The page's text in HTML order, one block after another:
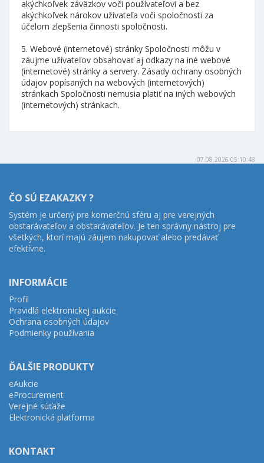
akýchkoľvek záväzkov voči používateľovi a bez
akýchkoľvek nárokov užívateľa voči spoločnosti za
účelom zlepšenia činnosti spoločnosti.
5. Webové (internetové) stránky Spoločnosti môžu v
záujme užívateľov obsahovať aj odkazy na iné webové
(internetové) stránky a servery. Zásady ochrany osobných
údajov popísaných na webových (internetových)
stránkach Spoločnosti nemusia platiť na iných webových
(internetových) stránkach.
07.08.2026 05:10:48
ČO SÚ EZAKAZKY ?
Systém je určený pre komerčnú sféru aj pre verejných
obstarávateľov a obstarávateľov. Je ten správny nástroj pre
všetkých, ktorí majú záujem nakupovať alebo predávať
efektívne.
INFORMÁCIE
Profil
Pravidlá elektronickej aukcie
Ochrana osobných údajov
Podmienky používania
ĎALŠIE PRODUKTY
eAukcie
eProcurement
Verejné súťaže
Elektronická platforma
KONTAKT